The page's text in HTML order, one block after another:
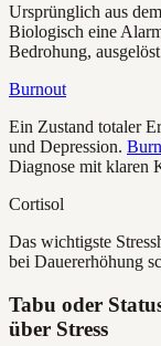
Ursprünglich aus
Biologisch eine
Bedrohung,
Burnout
Ein Zustand totaler
und Depression.
Diagnose mit klaren
Cortisol
Das wichtigste
bei Dauererhöhung
Tabu oder
über Stress